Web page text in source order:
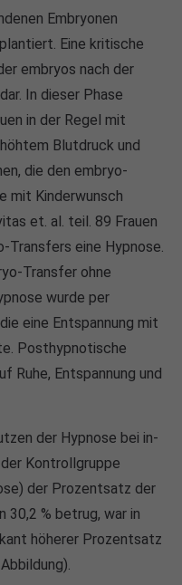
consectetuer
Aenean massa.
magnis dis parturient
Donec quam felis,
Embryonen
Eine kritische
embryos nach der
In dieser Phase
in der Regel mit
Blutdruck und
die den embryo-
mit Kinderwunsch
et. al. teil. 89 Frauen
Transfers eine Hypnose.
Transfer ohne
wurde per
eine Entspannung mit
Posthypnotische
Ruhe, Entspannung und
der Hypnose bei in-
Kontrollgruppe
der Prozentsatz der
30,2 % betrug, war in
höherer Prozentsatz